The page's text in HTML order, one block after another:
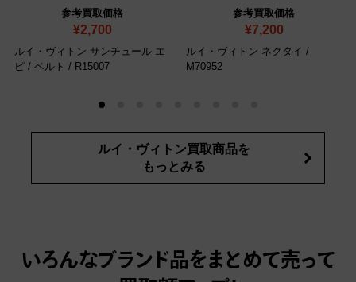
参考買取価格
¥2,700
ルイ・ヴィトン サンチュール エ
ピ / ベルト / R15007
参考買取価格
¥7,200
ルイ・ヴィトン ネクタイ /
M70952
ルイ・ヴィトン買取商品を
もっとみる
いろんなブランド品をまとめて売って